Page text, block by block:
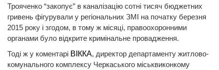
Трояченко “закопує” в каналізацію сотні тисяч бюджетних
гривень фігурували у регіональних ЗМІ на початку березня
2015 року і згодом, в тому ж місяці, правоохоронними
органами було відкрите кримінальне провадження.
Тоді ж у коментарі ВІККА, директор департаменту житлово-
комунального комплексу Черкаського міськвиконкому